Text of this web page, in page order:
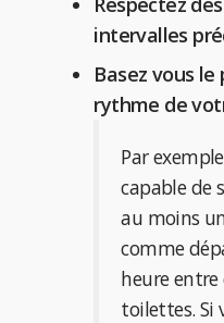
intervalles
Basez vous
rythme de
Par
capable de
au moins
comme
heure entre
toilettes. Si